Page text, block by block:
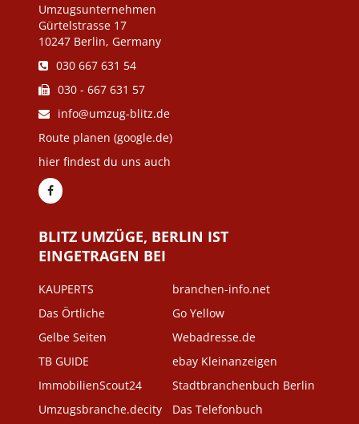
Umzugsunternehmen
Gürtelstrasse 17
10247 Berlin, Germany
030 667 631 54
030 - 667 631 57
info@umzug-blitz.de
Route planen (google.de)
hier findest du uns auch
BLITZ UMZÜGE, BERLIN IST
EINGETRAGEN BEI
KAUPERTS
Das Örtliche
Gelbe Seiten
TB GUIDE
ImmobilienScout24
Umzugsbranche.decity
branchen-info.net
Go Yellow
Webadresse.de
ebay Kleinanzeigen
Stadtbranchenbuch Berlin
Das Telefonbuch